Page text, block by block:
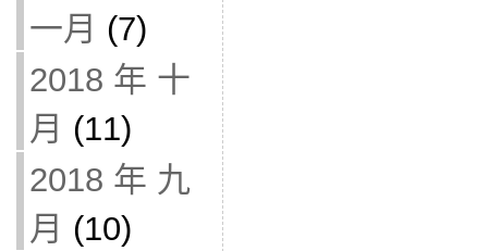
一月 (7)
2018 年 十
月 (11)
2018 年 九
月 (10)